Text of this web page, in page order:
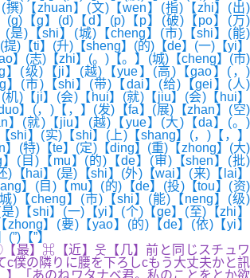
(撰)【zhuan】(文)【wen】(指)【zhi】(出)
(g)【g】(d)【d】(p)【p】(破)【po】(万)
(是)【shi】(城)【cheng】(市)【shi】(能)
提)【ti】(升)【sheng】(的)【de】(一)【yi】
】(志)【zhi】(。)【。】(城)【cheng】(市)
】(级)【ji】(越)【yue】(高)【gao】(，)
】(市)【shi】(带)【dai】(给)【gei】(人)
(机)【ji】(会)【hui】(就)【jiu】(会)【hui】
】(，)【，】(发)【fa】(展)【zhan】(空)
】(就)【jiu】(越)【yue】(大)【da】(。)
【shi】(实)【shi】(上)【shang】(，)【，】
】(特)【te】(定)【ding】(重)【zhong】(大)
】(目)【mu】(的)【de】(审)【shen】(批)
)【hai】(是)【shi】(外)【wai】(来)【lai】
】(目)【mu】(的)【de】(投)【tou】(资)
)【cheng】(市)【shi】(能)【neng】(级)
)【shi】(一)【yi】(个)【ge】(至)【zhi】
zhong】(要)【yao】(的)【de】(依)【yi】
【”】
】⌘【近】웃【几】前と同じスチュワ
c僕の隣りに腰を下ろしcもう大丈夫かと訊
「あのねワタナベ君。私のことをとか欲